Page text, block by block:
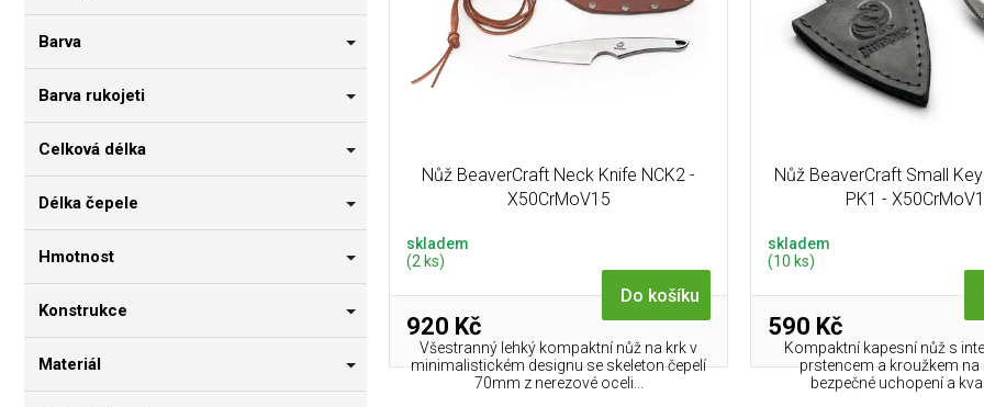
í
a
Barva
Barva rukojeti
Celková délka
Délka čepele
Hmotnost
Konstrukce
Materiál
Nůž BeaverCraft Neck Knife NCK2 -
X50CrMoV15
skladem
(2 ks)
920 Kč
Do košíku
Všestranný lehký kompaktní nůž na krk v
minimalistickém designu se skeleton čepelí
70mm z nerezové oceli...
Nůž BeaverCraft Small
PK1 -
skladem
(10 ks)
590 Kč
Kompaktní kapesní nůž s
prstencem a kroužkem na
bezpečné uchopení a